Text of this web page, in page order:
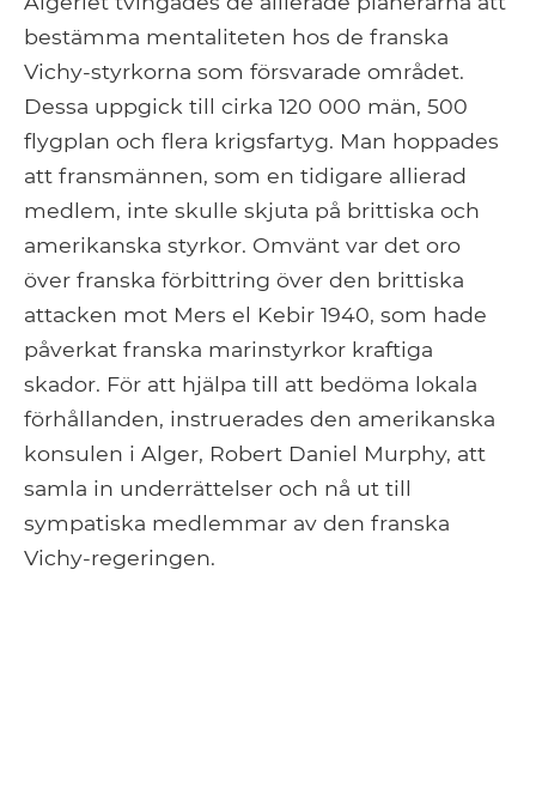
bestämma mentaliteten hos de franska
Vichy-styrkorna som försvarade området.
Dessa uppgick till cirka 120 000 män, 500
flygplan och flera krigsfartyg. Man hoppades
att fransmännen, som en tidigare allierad
medlem, inte skulle skjuta på brittiska och
amerikanska styrkor. Omvänt var det oro
över franska förbittring över den brittiska
attacken mot Mers el Kebir 1940, som hade
påverkat franska marinstyrkor kraftiga
skador. För att hjälpa till att bedöma lokala
förhållanden, instruerades den amerikanska
konsulen i Alger, Robert Daniel Murphy, att
samla in underrättelser och nå ut till
sympatiska medlemmar av den franska
Vichy-regeringen.